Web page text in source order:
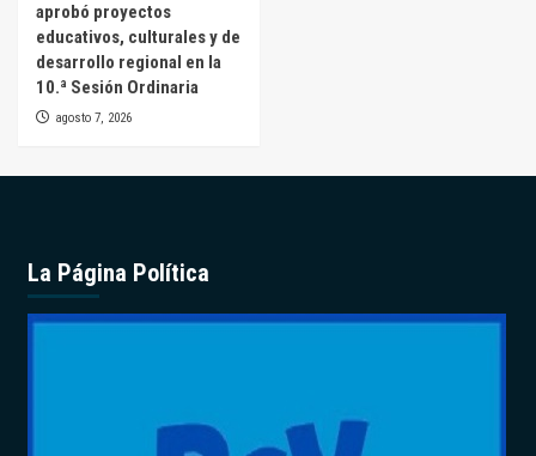
aprobó proyectos
educativos, culturales y de
desarrollo regional en la
10.ª Sesión Ordinaria
agosto 7, 2026
La Página Política